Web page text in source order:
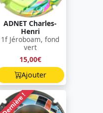
ADNET Charles-
Henri
1f Jéroboam, fond
vert
15,00€
Ajouter
Dernière !